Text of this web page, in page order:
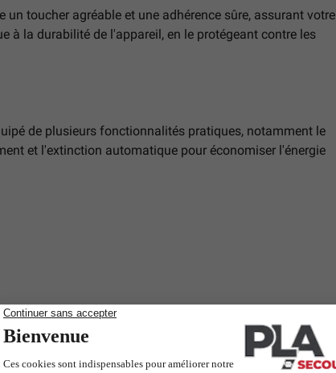
toucher agréable et une adhérence sûre, assurant votre
à la durabilité de l'appareil, en le protégeant contre les
de plusieurs fonctionnalités pratiques, notamment le
et l'extinction automatique pour économiser l'énergie
- Extinction automatique